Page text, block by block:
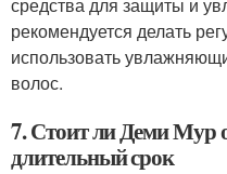
рекомендуется делать
использовать
волос.
7. Стоит ли Деми Мур
длительный срок